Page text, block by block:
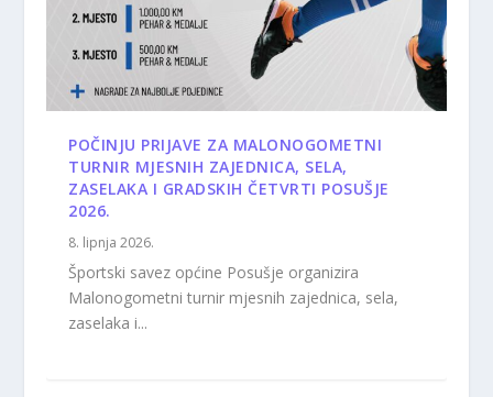
POČINJU PRIJAVE ZA MALONOGOMETNI
TURNIR MJESNIH ZAJEDNICA, SELA,
ZASELAKA I GRADSKIH ČETVRTI POSUŠJE
2026.
8. lipnja 2026.
Športski savez općine Posušje organizira
Malonogometni turnir mjesnih zajednica, sela,
zaselaka i...